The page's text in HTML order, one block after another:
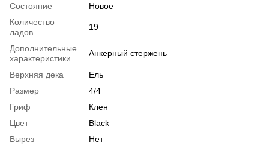
Состояние
Новое
Количество
ладов
19
Дополнительные
характеристики
Анкерный стержень
Верхняя дека
Ель
Размер
4/4
Гриф
Клен
Цвет
Black
Вырез
Нет